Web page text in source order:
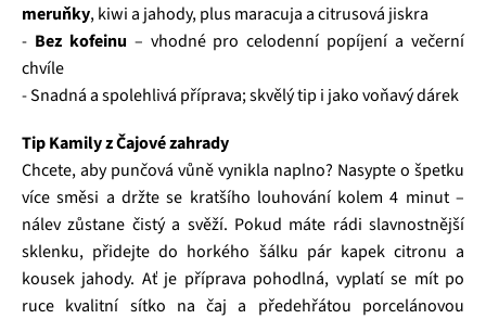
meruňky, kiwi a jahody, plus maracuja a citrusová jiskra
- Bez kofeinu – vhodné pro celodenní popíjení a večerní
chvíle
- Snadná a spolehlivá příprava; skvělý tip i jako voňavý dárek
Tip Kamily z Čajové zahrady
Chcete, aby punčová vůně vynikla naplno? Nasypte o špetku
více směsi a držte se kratšího louhování kolem 4 minut –
nálev zůstane čistý a svěží. Pokud máte rádi slavnostnější
sklenku, přidejte do horkého šálku pár kapek citronu a
kousek jahody. Ať je příprava pohodlná, vyplatí se mít po
ruce kvalitní sítko na čaj a předehřátou porcelánovou